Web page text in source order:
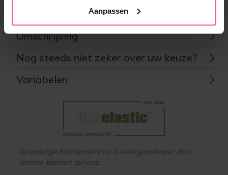
Aanpassen
Omschrijving
Nog steeds niet zeker over uw keuze?
Variabelen
Geweldige Klantenservice is veel goedkoper dan
slechte klanten service.